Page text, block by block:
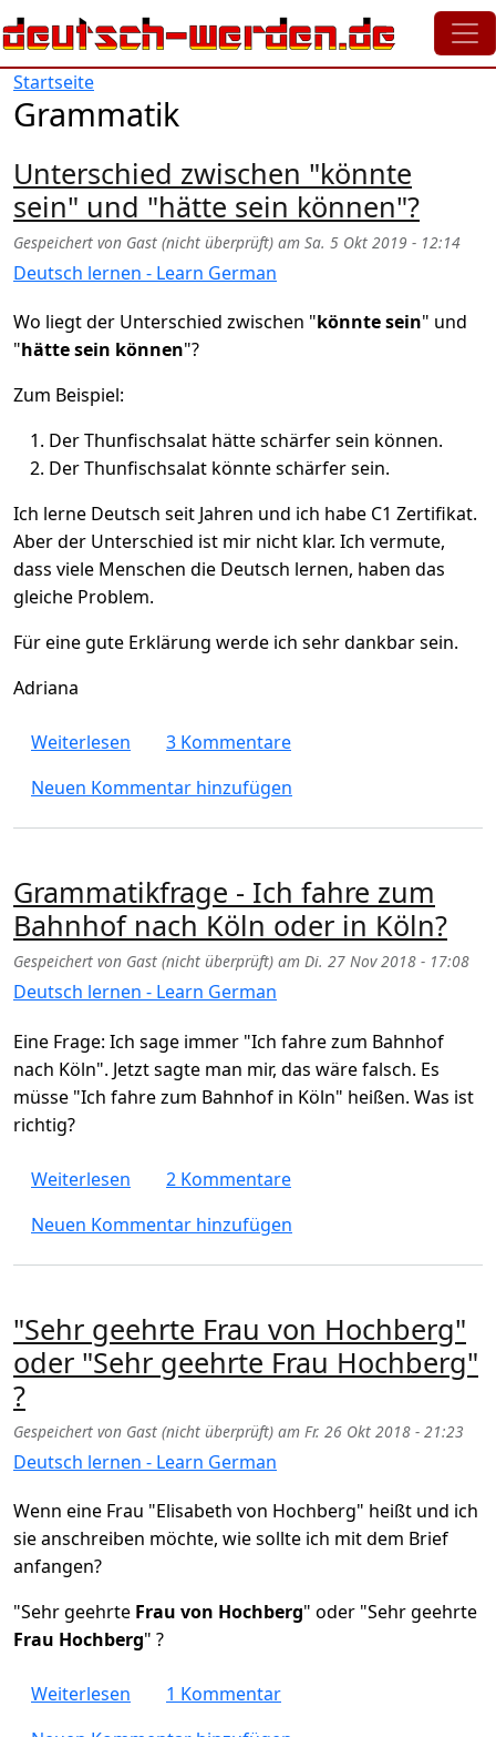
Direkt zum Inhalt
Startseite
Grammatik
Unterschied zwischen "könnte
sein" und "hätte sein können"?
Gespeichert von Gast (nicht überprüft) am Sa. 5 Okt 2019 - 12:14
Deutsch lernen - Learn German
Wo liegt der Unterschied zwischen "könnte sein" und
"hätte sein können"?
Zum Beispiel:
Der Thunfischsalat hätte schärfer sein können.
Der Thunfischsalat könnte schärfer sein.
Ich lerne Deutsch seit Jahren und ich habe C1 Zertifikat.
Aber der Unterschied ist mir nicht klar. Ich vermute,
dass viele Menschen die Deutsch lernen, haben das
gleiche Problem.
Für eine gute Erklärung werde ich sehr dankbar sein.
Adriana
Weiterlesen über Unterschied zwischen "könnte sein"
3 Kommentare
Neuen Kommentar hinzufügen
Grammatikfrage - Ich fahre zum
Bahnhof nach Köln oder in Köln?
Gespeichert von Gast (nicht überprüft) am Di. 27 Nov 2018 - 17:08
Deutsch lernen - Learn German
Eine Frage: Ich sage immer "Ich fahre zum Bahnhof
nach Köln". Jetzt sagte man mir, das wäre falsch. Es
müsse "Ich fahre zum Bahnhof in Köln" heißen. Was ist
richtig?
Weiterlesen über Grammatikfrage - Ich fahre zum
2 Kommentare
Neuen Kommentar hinzufügen
"Sehr geehrte Frau von Hochberg"
oder "Sehr geehrte Frau Hochberg"
?
Gespeichert von Gast (nicht überprüft) am Fr. 26 Okt 2018 - 21:23
Deutsch lernen - Learn German
Wenn eine Frau "Elisabeth von Hochberg" heißt und ich
sie anschreiben möchte, wie sollte ich mit dem Brief
anfangen?
"Sehr geehrte Frau von Hochberg" oder "Sehr geehrte
Frau Hochberg" ?
Weiterlesen über "Sehr geehrte Frau von Hochberg"
1 Kommentar